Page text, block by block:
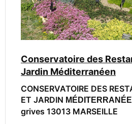
Conservatoire des
Jardin Méditerranéen
CONSERVATOIRE DES
ET JARDIN
grives 13013 MARSEILLE